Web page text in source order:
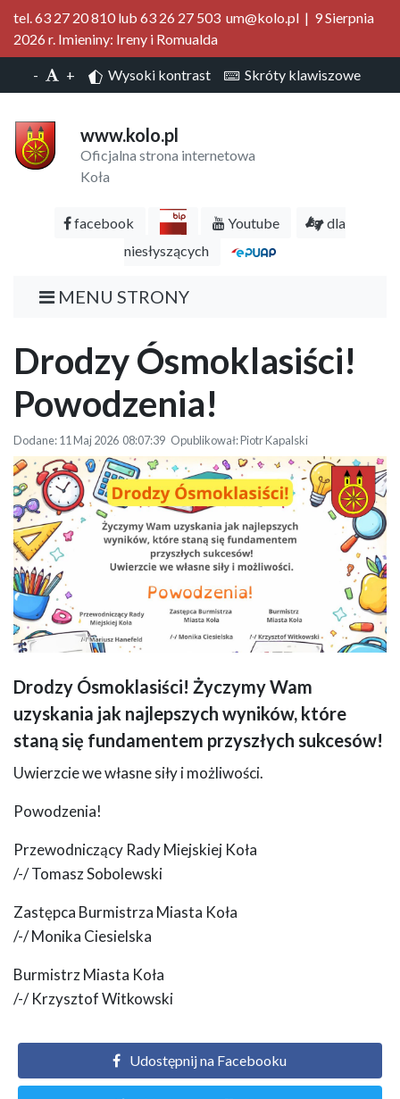
tel. 63 27 20 810 lub 63 26 27 503 um@kolo.pl | 9 Sierpnia
2026 r. Imieniny: Ireny i Romualda
- + Wysoki kontrast Skróty klawiszowe
www.kolo.pl
Oficjalna strona internetowa
Koła
facebook Youtube
dla
niesłyszących
MENU STRONY
Drodzy Ósmoklasiści!
Powodzenia!
Dodane: 11 Maj 2026 08:07:39 Opublikował: Piotr Kapalski
Grafika przedstawia ozdobną ramkę z rysunków przyborów szkolnych,
otaczającą centralnie umieszczony tekst życzeń oraz herb miasta Koła.
Całość tworzy estetyczną i uroczystą kompozycję o edukacyjnym
charakterze.
Drodzy Ósmoklasiści! Życzymy Wam
uzyskania jak najlepszych wyników, które
staną się fundamentem przyszłych sukcesów!
Uwierzcie we własne siły i możliwości.
Powodzenia!
Przewodniczący Rady Miejskiej Koła
/-/ Tomasz Sobolewski
Zastępca Burmistrza Miasta Koła
/-/ Monika Ciesielska
Burmistrz Miasta Koła
/-/ Krzysztof Witkowski
Udostępnij na Facebooku